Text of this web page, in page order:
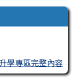
升學專區完整內容